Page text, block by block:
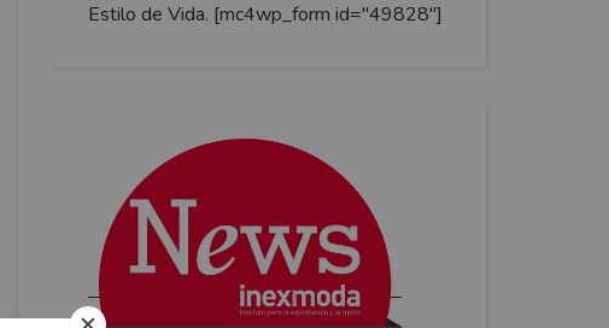
Estilo de Vida. [mc4wp_form id="49828"]